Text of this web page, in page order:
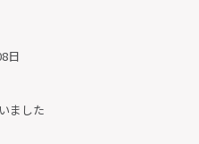
日
ました